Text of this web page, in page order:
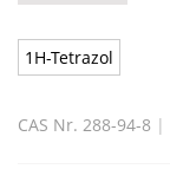
1H-Tetrazol
CAS Nr. 288-94-8 |